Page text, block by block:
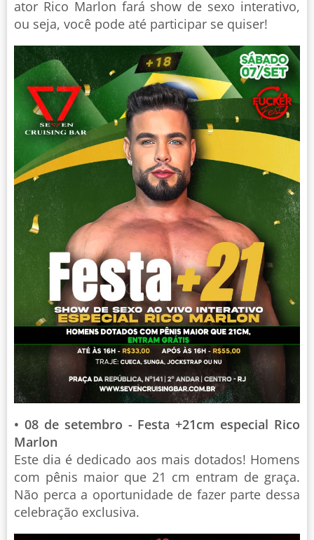
ator Rico Marlon fará show de sexo interativo,
ou seja, você pode até participar se quiser!
• 08 de setembro - Festa +21cm especial Rico
Marlon
Este dia é dedicado aos mais dotados! Homens
com pênis maior que 21 cm entram de graça.
Não perca a oportunidade de fazer parte dessa
celebração exclusiva.